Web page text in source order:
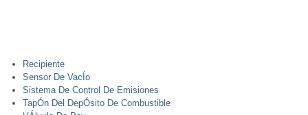
Recipiente
Sensor De VacÍo
Sistema De Control De Emisiones
TapÓn Del DepÓsito De Combustible